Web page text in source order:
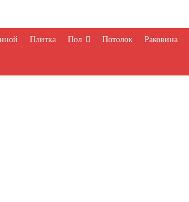
Плитка Пол Потолок Раковина